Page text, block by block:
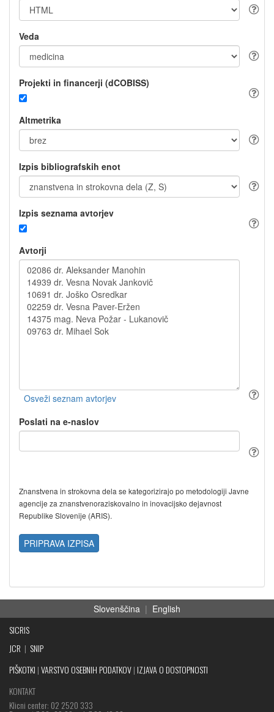
Veda
Projekti in financerji (dCOBISS)
Altmetrika
Izpis bibliografskih enot
Izpis seznama avtorjev
Avtorji
Poslati na e-naslov
Znanstvena in strokovna dela se kategorizirajo po metodologiji Javne
agencije za znanstvenoraziskovalno in inovacijsko dejavnost
Republike Slovenije (ARIS).
PRIPRAVA IZPISA
Slovenščina | English
SICRIS
JCR | SNIP
PIŠKOTKI |VARSTVO OSEBNIH PODATKOV| IZJAVA O DOSTOPNOSTI
KONTAKT
Klicni center: 02 2520 333